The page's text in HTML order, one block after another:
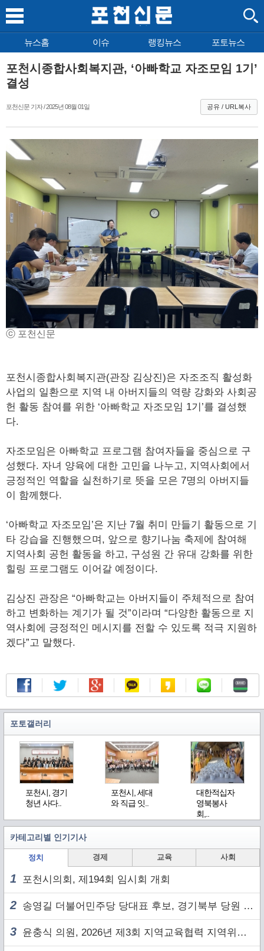
뉴스홈 이슈 랭킹뉴스 포토뉴스
포천시종합사회복지관, ‘아빠학교 자조모임 1기’
결성
포천신문 기자 / 2025년 08월 01일 공유 / URL복사
ⓒ 포천신문
포천시종합사회복지관(관장 김상진)은 자조조직 활성화
사업의 일환으로 지역 내 아버지들의 역량 강화와 사회공
헌 활동 참여를 위한 ‘아빠학교 자조모임 1기’를 결성했
다.
자조모임은 아빠학교 프로그램 참여자들을 중심으로 구
성했다. 자녀 양육에 대한 고민을 나누고, 지역사회에서
긍정적인 역할을 실천하기로 뜻을 모은 7명의 아버지들
이 함께했다.
‘아빠학교 자조모임’은 지난 7월 취미 만들기 활동으로 기
타 강습을 진행했으며, 앞으로 향기나눔 축제에 참여해
지역사회 공헌 활동을 하고, 구성원 간 유대 강화를 위한
힐링 프로그램도 이어갈 예정이다.
김상진 관장은 “아빠학교는 아버지들이 주체적으로 참여
하고 변화하는 계기가 될 것”이라며 “다양한 활동으로 지
역사회에 긍정적인 메시지를 전할 수 있도록 적극 지원하
겠다”고 말했다.
포토갤러리
포천시, 경기
청년 사다..
포천시, 세대
와 직급 잇..
대한적십자
영북봉사
회,..
카테고리별 인기기사
정치 경제 교육 사회
1 포천시의회, 제194회 임시회 개회
2 송영길 더불어민주당 당대표 후보, 경기북부 당원 및 2030 세대와 ‘소통 행보’
3 윤충식 의원, 2026년 제3회 지역교육협력 지역위원회 주재